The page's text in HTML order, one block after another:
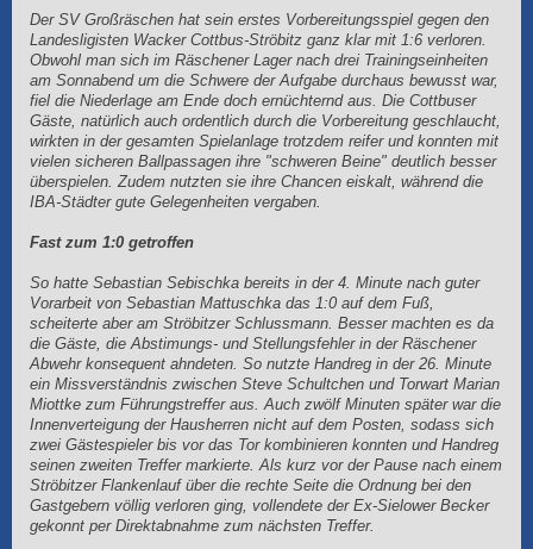
Der SV Großräschen hat sein erstes Vorbereitungsspiel gegen den
Landesligisten Wacker Cottbus-Ströbitz ganz klar mit 1:6 verloren.
Obwohl man sich im Räschener Lager nach drei Trainingseinheiten
am Sonnabend um die Schwere der Aufgabe durchaus bewusst war,
fiel die Niederlage am Ende doch ernüchternd aus. Die Cottbuser
Gäste, natürlich auch ordentlich durch die Vorbereitung geschlaucht,
wirkten in der gesamten Spielanlage trotzdem reifer und konnten mit
vielen sicheren Ballpassagen ihre "schweren Beine" deutlich besser
überspielen. Zudem nutzten sie ihre Chancen eiskalt, während die
IBA-Städter gute Gelegenheiten vergaben.
Fast zum 1:0 getroffen
So hatte Sebastian Sebischka bereits in der 4. Minute nach guter
Vorarbeit von Sebastian Mattuschka das 1:0 auf dem Fuß,
scheiterte aber am Ströbitzer Schlussmann. Besser machten es da
die Gäste, die Abstimungs- und Stellungsfehler in der Räschener
Abwehr konsequent ahndeten. So nutzte Handreg in der 26. Minute
ein Missverständnis zwischen Steve Schultchen und Torwart Marian
Miottke zum Führungstreffer aus. Auch zwölf Minuten später war die
Innenverteigung der Hausherren nicht auf dem Posten, sodass sich
zwei Gästespieler bis vor das Tor kombinieren konnten und Handreg
seinen zweiten Treffer markierte. Als kurz vor der Pause nach einem
Ströbitzer Flankenlauf über die rechte Seite die Ordnung bei den
Gastgebern völlig verloren ging, vollendete der Ex-Sielower Becker
gekonnt per Direktabnahme zum nächsten Treffer.